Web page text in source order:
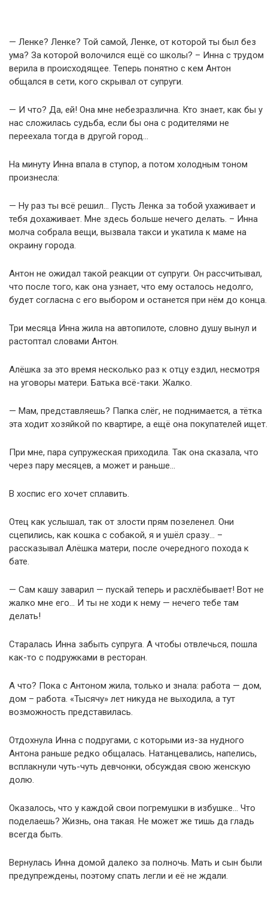
— Ленке? Ленке? Той самой, Ленке, от которой ты был без
ума? За которой волочился ещё со школы? – Инна с трудом
верила в происходящее. Теперь понятно с кем Антон
общался в сети, кого скрывал от супруги.
— И что? Да, ей! Она мне небезразлична. Кто знает, как бы у
нас сложилась судьба, если бы она с родителями не
переехала тогда в другой город…
На минуту Инна впала в ступор, а потом холодным тоном
произнесла:
— Ну раз ты всё решил… Пусть Ленка за тобой ухаживает и
тебя дохаживает. Мне здесь больше нечего делать. – Инна
молча собрала вещи, вызвала такси и укатила к маме на
окраину города.
Антон не ожидал такой реакции от супруги. Он рассчитывал,
что после того, как она узнает, что ему осталось недолго,
будет согласна с его выбором и останется при нём до конца.
Три месяца Инна жила на автопилоте, словно душу вынул и
растоптал словами Антон.
Алёшка за это время несколько раз к отцу ездил, несмотря
на уговоры матери. Батька всё-таки. Жалко.
— Мам, представляешь? Папка слёг, не поднимается, а тётка
эта ходит хозяйкой по квартире, а ещё она покупателей ищет.
При мне, пара супружеская приходила. Так она сказала, что
через пару месяцев, а может и раньше…
В хоспис его хочет сплавить.
Отец как услышал, так от злости прям позеленел. Они
сцепились, как кошка с собакой, я и ушёл сразу… –
рассказывал Алёшка матери, после очередного похода к
бате.
— Сам кашу заварил — пускай теперь и расхлёбывает! Вот не
жалко мне его… И ты не ходи к нему — нечего тебе там
делать!
Старалась Инна забыть супруга. А чтобы отвлечься, пошла
как-то с подружками в ресторан.
А что? Пока с Антоном жила, только и знала: работа — дом,
дом – работа. «Тысячу» лет никуда не выходила, а тут
возможность представилась.
Отдохнула Инна с подругами, с которыми из-за нудного
Антона раньше редко общалась. Натанцевались, напелись,
всплакнули чуть-чуть девчонки, обсуждая свою женскую
долю.
Оказалось, что у каждой свои погремушки в избушке… Что
поделаешь? Жизнь, она такая. Не может же тишь да гладь
всегда быть.
Вернулась Инна домой далеко за полночь. Мать и сын были
предупреждены, поэтому спать легли и её не ждали.